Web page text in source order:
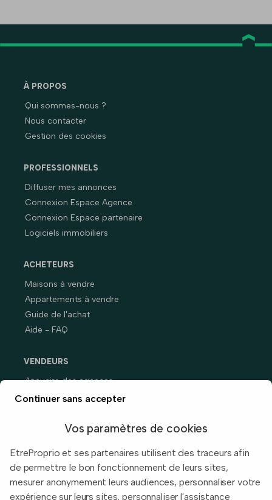
À PROPOS
Qui sommes-nous ?
Nous contacter
Gestion des cookies
PROFESSIONNELS
Diffuser mes annonces
Connexion Espace Agence
Connexion Espace partenaire
Logiciels immobiliers
ACHETEURS
Maisons à vendre
Appartements à vendre
Guide de l'achat
Aide - FAQ
VENDEURS
Annuaire des agences
Prix immobiliers en France
Continuer sans accepter
Vos paramètres de cookies
EtreProprio et ses partenaires utilisent des traceurs afin
de permettre le bon fonctionnement de leurs sites,
mesurer anonymement leurs audiences, personnaliser votre
expérience sur leurs sites, personnaliser l'assistance